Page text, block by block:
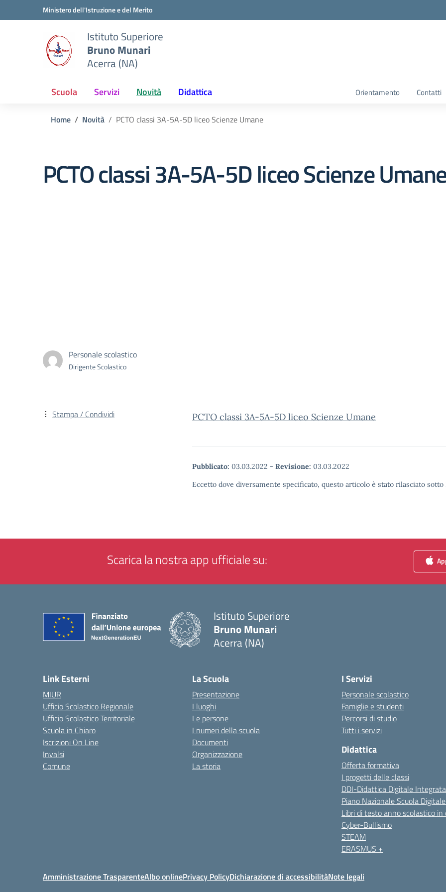
Vai ai contenuti
Vai al menu di navigazioneMinistero dell'Istruzione e del Merito
Istituto Superiore
Bruno Munari
Acerra (NA)
Scuola Servizi Novità Didattica Orientamento Contatti
Home Novità PCTO classi 3A-5A-5D liceo Scienze Umane
PCTO classi 3A-5A-5D liceo Scienze Umane
Personale scolastico
Dirigente Scolastico
PCTO classi 3A-5A-5D liceo Scienze Umane
Pubblicato: 03.03.2022 - Revisione: 03.03.2022
Eccetto dove diversamente specificato, questo articolo è stato rilasciato
Stampa / Condividi
Scarica la nostra app ufficiale su:
Istituto Superiore
Bruno Munari
Acerra (NA)
Link Esterni
MIUR
Ufficio Scolastico Regionale
Ufficio Scolastico Territoriale
Scuola in Chiaro
Iscrizioni On Line
Invalsi
Comune
La Scuola
Presentazione
I luoghi
Le persone
I numeri della scuola
Documenti
Organizzazione
La storia
I Servizi
Personale scolastico
Famiglie e studenti
Percorsi di studio
Tutti i servizi
Didattica
Offerta formativa
I progetti delle classi
DDI-Didattica Digitale Integrata
Piano Nazionale Scuola
Libri di testo anno scolastico in
Cyber-Bullismo
STEAM
ERASMUS +
Amministrazione TrasparenteAlbo onlinePrivacy PolicyDichiarazione di accessibilitàNote legali